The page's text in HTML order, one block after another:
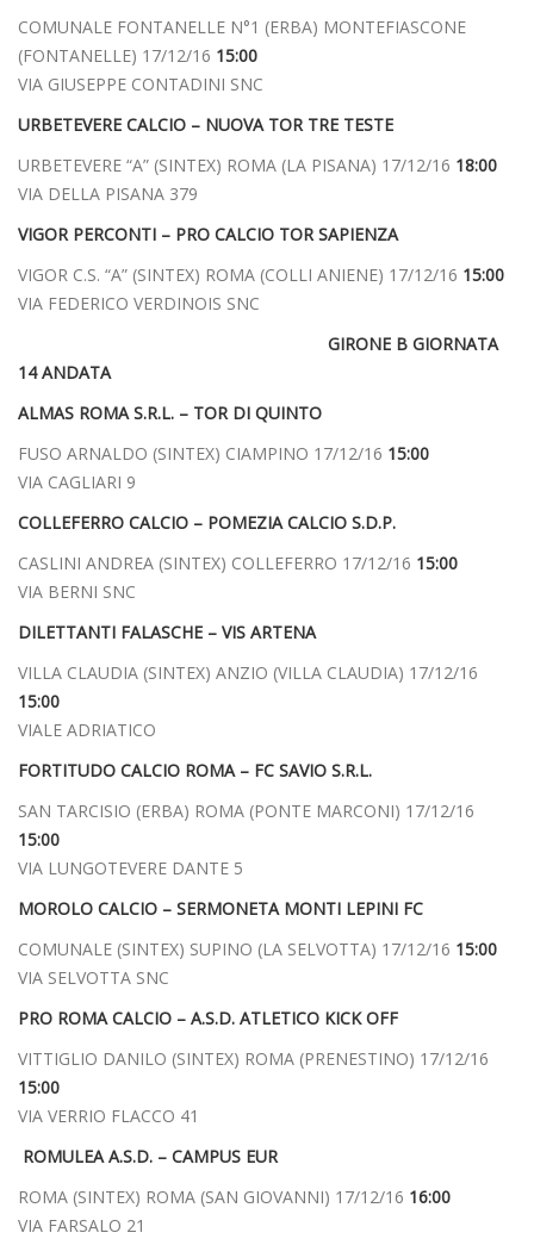
COMUNALE FONTANELLE N°1 (ERBA) MONTEFIASCONE
(FONTANELLE) 17/12/16 15:00
VIA GIUSEPPE CONTADINI SNC
URBETEVERE CALCIO – NUOVA TOR TRE TESTE
URBETEVERE “A” (SINTEX) ROMA (LA PISANA) 17/12/16 18:00
VIA DELLA PISANA 379
VIGOR PERCONTI – PRO CALCIO TOR SAPIENZA
VIGOR C.S. “A” (SINTEX) ROMA (COLLI ANIENE) 17/12/16 15:00
VIA FEDERICO VERDINOIS SNC
GIRONE B GIORNATA
14 ANDATA
ALMAS ROMA S.R.L. – TOR DI QUINTO
FUSO ARNALDO (SINTEX) CIAMPINO 17/12/16 15:00
VIA CAGLIARI 9
COLLEFERRO CALCIO – POMEZIA CALCIO S.D.P.
CASLINI ANDREA (SINTEX) COLLEFERRO 17/12/16 15:00
VIA BERNI SNC
DILETTANTI FALASCHE – VIS ARTENA
VILLA CLAUDIA (SINTEX) ANZIO (VILLA CLAUDIA) 17/12/16
15:00
VIALE ADRIATICO
FORTITUDO CALCIO ROMA – FC SAVIO S.R.L.
SAN TARCISIO (ERBA) ROMA (PONTE MARCONI) 17/12/16
15:00
VIA LUNGOTEVERE DANTE 5
MOROLO CALCIO – SERMONETA MONTI LEPINI FC
COMUNALE (SINTEX) SUPINO (LA SELVOTTA) 17/12/16 15:00
VIA SELVOTTA SNC
PRO ROMA CALCIO – A.S.D. ATLETICO KICK OFF
VITTIGLIO DANILO (SINTEX) ROMA (PRENESTINO) 17/12/16
15:00
VIA VERRIO FLACCO 41
ROMULEA A.S.D. – CAMPUS EUR
ROMA (SINTEX) ROMA (SAN GIOVANNI) 17/12/16 16:00
VIA FARSALO 21